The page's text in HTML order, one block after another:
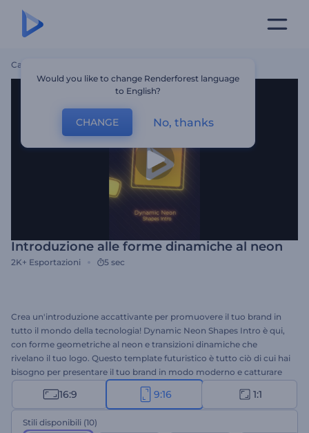
Casa
Introduzione alle forme dinamiche al neon
2K+ Esportazioni 5 sec
Crea un'introduzione accattivante per promuovere il tuo brand in
tutto il mondo della tecnologia! Dynamic Neon Shapes Intro è qui,
con forme geometriche al neon e transizioni dinamiche che
rivelano il tuo logo. Questo template futuristico è tutto ciò di cui hai
bisogno per presentare il tuo brand in modo moderno e catturare
l'attenzione dei potenziali clienti. Ti basta caricare il tuo logo,
digitare il tuo slogan e attendere qualche minuto per ottenere
un'introduzione video professionale. Usala per presentazioni di
nuove aziende, promozioni di prodotti tecnologici, introduzioni di
16:9 9:16 1:1
Stili disponibili (10)
Would you like to change Renderforest language
to English?
CHANGE No, thanks